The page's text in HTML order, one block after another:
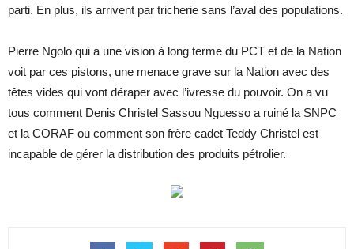
parti. En plus, ils arrivent par tricherie sans l’aval des populations.
Pierre Ngolo qui a une vision à long terme du PCT et de la Nation
voit par ces pistons, une menace grave sur la Nation avec des
têtes vides qui vont déraper avec l’ivresse du pouvoir. On a vu
tous comment Denis Christel Sassou Nguesso a ruiné la SNPC
et la CORAF ou comment son frère cadet Teddy Christel est
incapable de gérer la distribution des produits pétrolier.